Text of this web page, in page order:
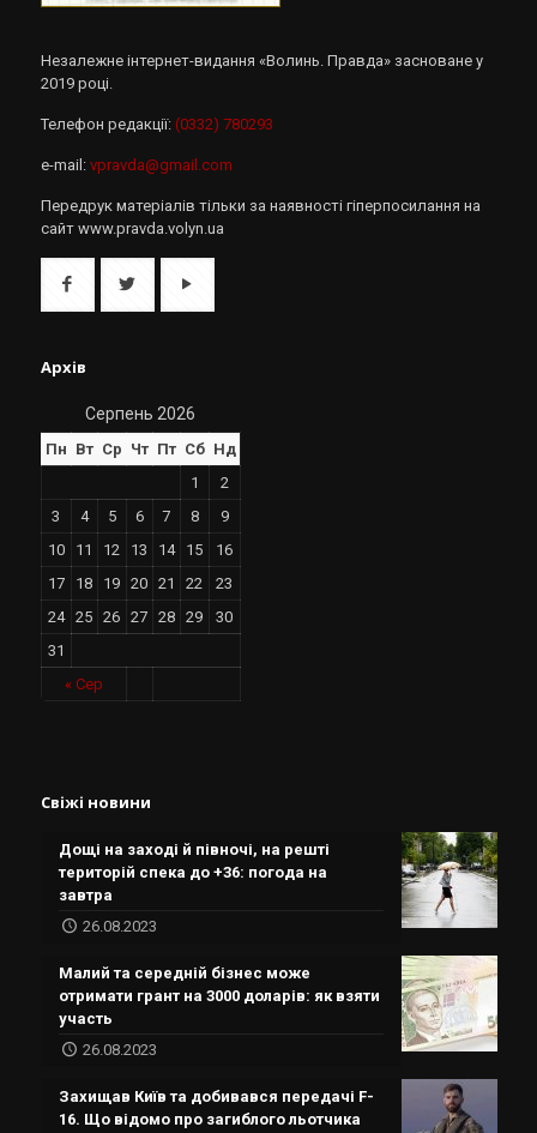
Незалежне інтернет-видання «Волинь. Правда» засноване у
2019 році.
Телефон редакції: (0332) 780293
e-mail: vpravda@gmail.com
Передрук матеріалів тільки за наявності гіперпосилання на
сайт www.pravda.volyn.ua
Архів
Серпень 2026
Пн Вт Ср Чт Пт Сб Нд
« Сер
1
2
3
4 5 6 7 8
9
10
11 12 13 14 15
16
17
18 19 20 21 22
23
24
25 26 27 28 29
30
31
Свіжі новини
Дощі на заході й півночі, на решті
територій спека до +36: погода на
завтра
26.08.2023
Малий та середній бізнес може
отримати грант на 3000 доларів: як взяти
участь
26.08.2023
Захищав Київ та добивався передачі F-
16. Що відомо про загиблого льотчика